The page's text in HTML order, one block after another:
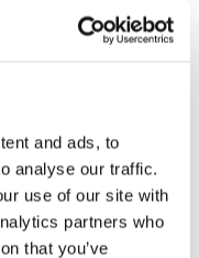
and ads, to
analyse our traffic.
use of our site with
partners who
that you’ve
legate al
REAL 2017
URBANO